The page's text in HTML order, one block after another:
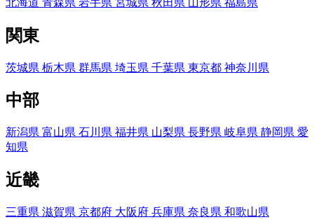
関東
茨城県 栃木県 群馬県 埼玉県 千葉県 東京都 神奈川県
中部
新潟県 富山県 石川県 福井県 山梨県 長野県 岐阜県 静岡県 愛
知県
近畿
三重県 滋賀県 京都府 大阪府 兵庫県 奈良県 和歌山県